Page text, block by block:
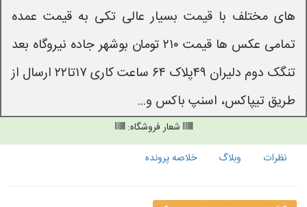
های مختلف با قیمت بسیار عالی تکی به قیمت عمده
تمامی عکس ها قیمت ۲۱۰ تومان بوشهر جاده نیروگاه بعد
تنگک دوم دلیران ۴۹پلاک ۶۴ ساعت کاری ۱۷تا۲۲ ارسال از
طریق تیپاکس، اسنپ باکس و...
شعار فروشگاه:
نظرات
وبلاگ خلاصه پرونده